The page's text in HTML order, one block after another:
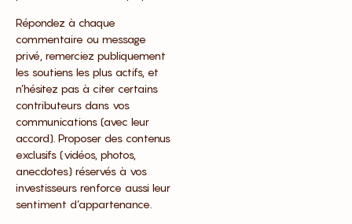
Répondez à chaque
commentaire ou message
privé, remerciez publiquement
les soutiens les plus actifs, et
n’hésitez pas à citer certains
contributeurs dans vos
communications (avec leur
accord). Proposer des contenus
exclusifs (vidéos, photos,
anecdotes) réservés à vos
investisseurs renforce aussi leur
sentiment d’appartenance.